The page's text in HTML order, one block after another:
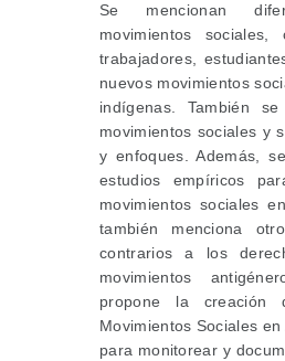
Se mencionan
movimientos
trabajadores,
nuevos movimientos
indígenas. También
movimientos sociales y
y enfoques. Además,
estudios empíricos
movimientos sociales
también menciona
contrarios a los
movimientos
propone la creación
Movimientos Sociales
para monitorear y